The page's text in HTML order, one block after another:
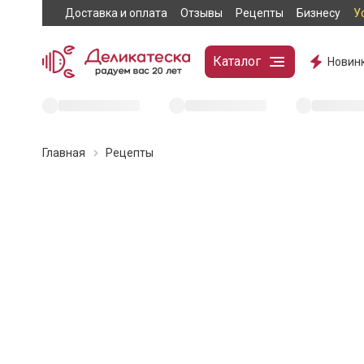
Доставка и оплата Отзывы Рецепты Бизнесу
Каталог
Главная Рецепты